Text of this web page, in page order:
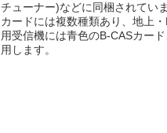
チューナー)などに同梱されていま
カードには複数種類あり、地上
用受信機には青色のB-CASカー
用します。